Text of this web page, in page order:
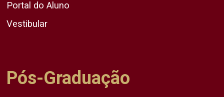
Portal do Aluno
Vestibular
Pós-Graduação